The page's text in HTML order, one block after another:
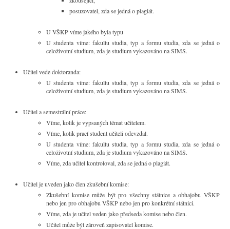
posuzovatel, zda se jedná o plagiát.
U VŠKP víme jakého byla typu
U studenta víme: fakultu studia, typ a formu studia, zda se jedná o
celoživotní studium, zda je studium vykazováno na SIMS.
Učitel vede doktoranda:
U studenta víme: fakultu studia, typ a formu studia, zda se jedná o
celoživotní studium, zda je studium vykazováno na SIMS.
Učitel a semestrální práce:
Víme, kolik je vypsaných témat učitelem.
Víme, kolik prací student učiteli odevzdal.
U studenta víme: fakultu studia, typ a formu studia, zda se jedná o
celoživotní studium, zda je studium vykazováno na SIMS.
Víme, zda učitel kontroloval, zda se jedná o plagiát.
Učitel je uveden jako člen zkušební komise:
Zkušební komise může být pro všechny státnice a obhajobu VŠKP
nebo jen pro obhajobu VŠKP nebo jen pro konkrétní státnici.
Víme, zda je učitel veden jako předseda komise nebo člen.
Učitel může být zároveň zapisovatel komise.